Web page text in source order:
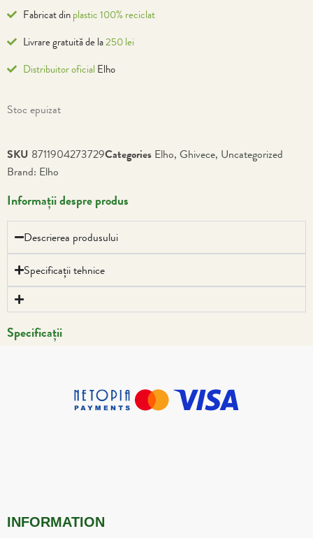
Fabricat dinplastic 100% reciclat
Livrare gratuită de la250 lei
Distribuitor oficial Elho
Stoc epuizat
SKU 8711904273729Categories Elho, Ghivece, Uncategorized
Brand: Elho
Informații despre produs
Descrierea produsului
Specificații tehnice
Specificații
INFORMATION